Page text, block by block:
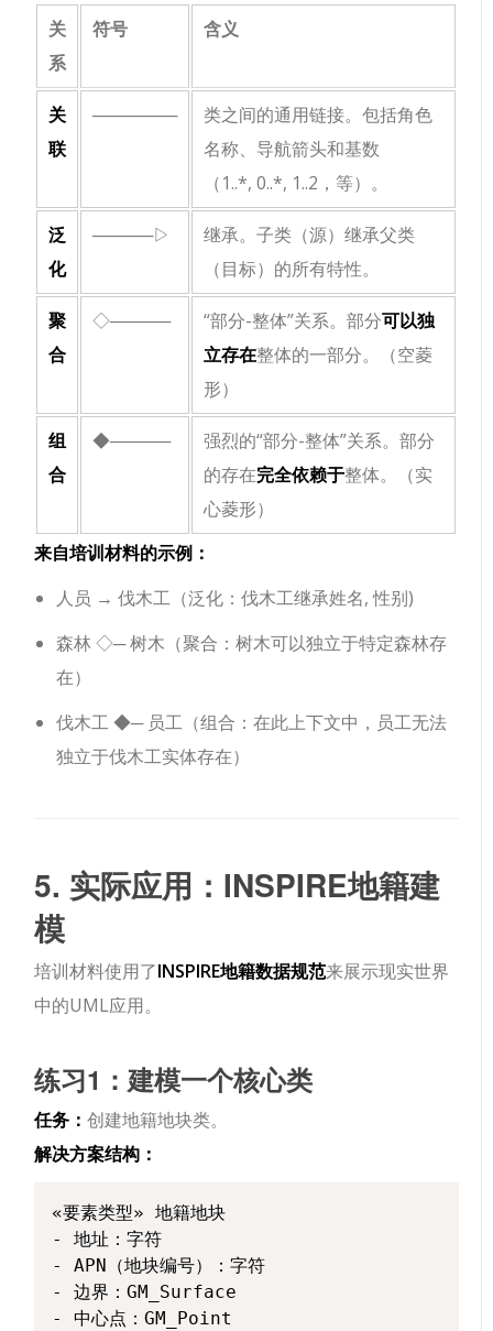
关
系
符号 含义
关
联
───────
类之间的通用链接。包括角色
名称、导航箭头和基数
（1..*,0..*, 1..2 ，等）。
泛
化
─────▷
继承。子类（源）继承父类
（目标）的所有特性。
聚
合
◇───── “部分-整体”关系。部分可以独
立存在整体的一部分。（空菱
形）
组
合
◆─────
强烈的“部分-整体”关系。部分
的存在完全依赖于整体。（实
心菱形）
来自培训材料的示例：
人员 →伐木工 （泛化：伐木工继承姓名,性别)
森林◇─树木 （聚合：树木可以独立于特定森林存
在）
伐木工 ◆─ 员工 （组合：在此上下文中，员工无法
独立于伐木工实体存在）
5. 实际应用：INSPIRE地籍建
模
培训材料使用了INSPIRE地籍数据规范来展示现实世界
中的UML应用。
练习1：建模一个核心类
任务：创建地籍地块类。
解决方案结构：
«要素类型» 地籍地块
- 地址：字符
- APN（地块编号）：字符
- 边界：GM_Surface
- 中心点：GM_Point